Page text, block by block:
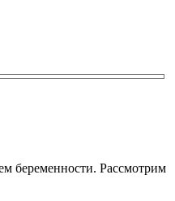
беременности. Рассмотрим